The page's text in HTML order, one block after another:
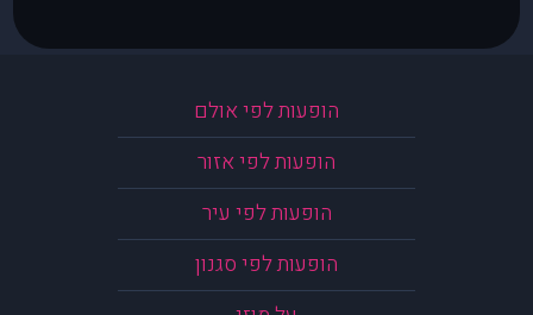
הופעות לפי אולם
הופעות לפי אזור
הופעות לפי עיר
הופעות לפי סגנון